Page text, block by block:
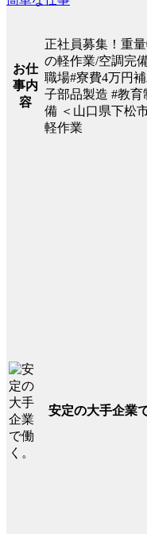
お仕
事内
容
正社員募集！重
の軽作業/空調完
職場#寮費4万円
子部品製造 #教育
備 ＜山口県下松
軽作業
安定の大手企業